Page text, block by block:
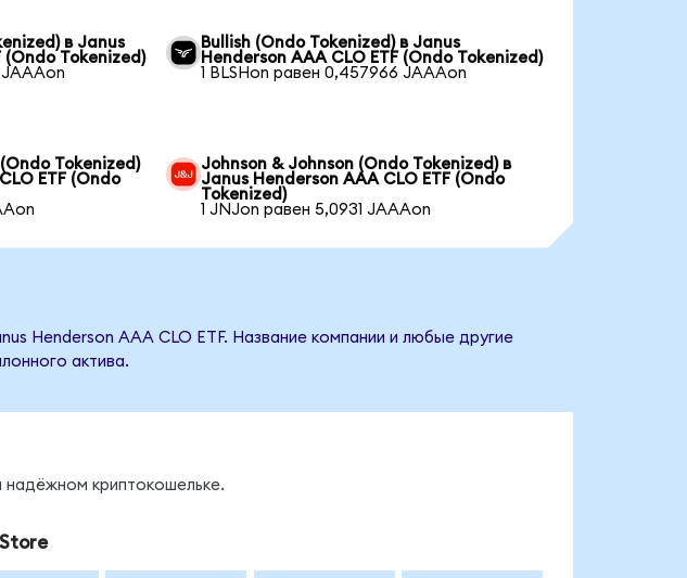
в Janus
(Ondo Tokenized)
Bullish (Ondo Tokenized) в Janus
Henderson AAA CLO ETF (Ondo Tokenized)
1 BLSHon равен 0,457966 JAAAon
Tokenized)
ETF (Ondo
Johnson & Johnson (Ondo Tokenized) в
Janus Henderson AAA CLO ETF (Ondo
Tokenized)
1 JNJon равен 5,0931 JAAAon
Henderson AAA CLO ETF. Название компании и любые другие
актива.
криптокошельке.